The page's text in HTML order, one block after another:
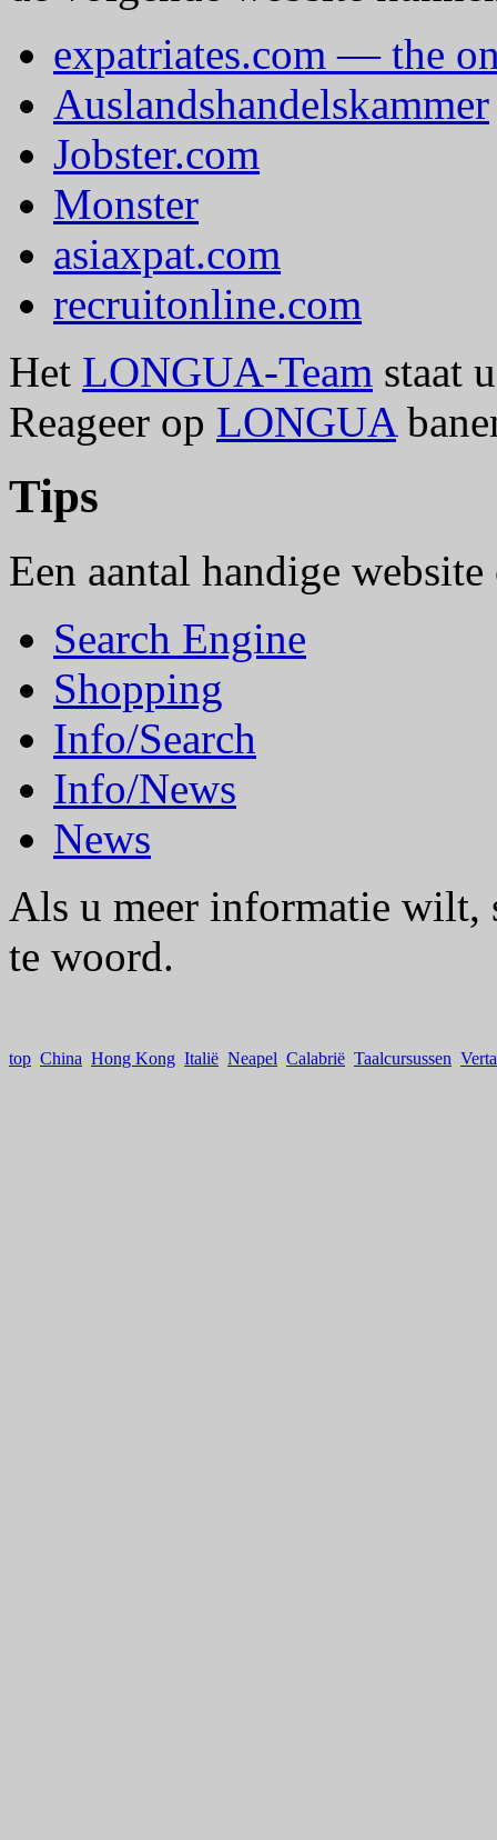
expatriates.com — the
Auslandshandelskammer
Jobster.com
Monster
asiaxpat.com
recruitonline.com
Het LONGUA-Team staat
Reageer op LONGUA
Tips
Een aantal handige
Search Engine
Shopping
Info/Search
Info/News
News
Als u meer informatie wilt,
te woord.
top China Hong Kong Italië Neapel Calabrië Taalcursussen